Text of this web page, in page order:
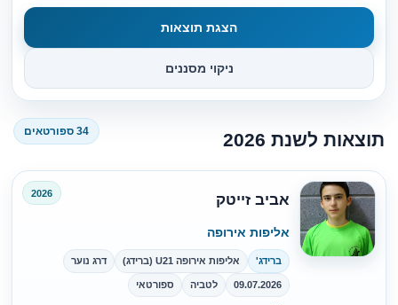
הצגת תוצאות
ניקוי מסננים
תוצאות לשנת 2026 34 ספורטאים
אביב זייטק 2026
אליפות אירופה
ברידג' אליפות אירופה U21 (ברידג) דרג נוער
09.07.2026 לטביה ספורטאי